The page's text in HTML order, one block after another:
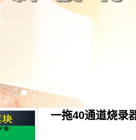
一拖40通道烧录